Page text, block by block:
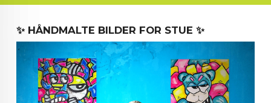
KUNST OG KUNSTNEREN
MALERIER BLOGG
ARTIKLER OM KUNST
✨ HÅNDMALTE BILDER FOR STUE ✨